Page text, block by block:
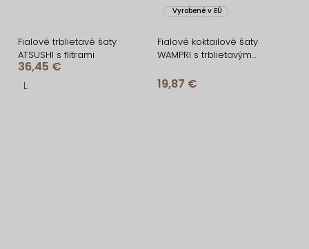
Fialové trblietavé šaty
ATSUSHI s flitrami
36,45 €
L
Vyrobené v EÚ
Fialové koktailové šaty
WAMPRI s trblietavým
19,87 €